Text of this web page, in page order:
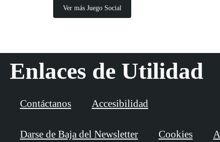
Ver más Juego Social
Enlaces de Utilidad
Contáctanos Accesibilidad
Darse de Baja del Newsletter Cookies